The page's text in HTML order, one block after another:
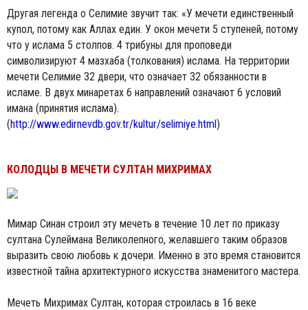
Другая легенда о Селимие звучит так: «У мечети единственный
купол, потому как Аллах един. У окон мечети 5 ступеней, потому
что у ислама 5 столпов. 4 трибуны для проповеди
символизируют 4 мазхаба (толкования) ислама. На территории
мечети Селимие 32 двери, что означает 32 обязанности в
исламе. В двух минаретах 6 направлений означают 6 условий
имана (принятия ислама).
(http://www.edirnevdb.gov.tr/kultur/selimiye.html)
КОЛОДЦЫ В МЕЧЕТИ СУЛТАН МИХРИМАХ
Мимар Синан строил эту мечеть в течение 10 лет по приказу
султана Сулеймана Великолепного, желавшего таким образов
выразить свою любовь к дочери. Именно в это время становится
известной тайна архитектурного искусства знаменитого мастера.
Мечеть Михримах Султан, которая строилась в 16 веке